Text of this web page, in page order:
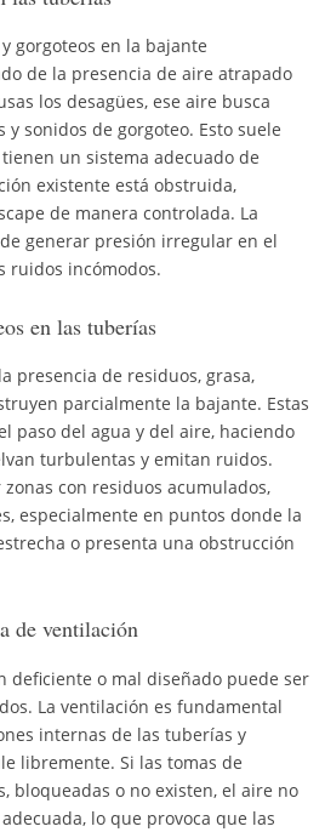
gorgoteos en la bajante
de la presencia de aire atrapado
los desagües, ese aire busca
sonidos de gorgoteo. Esto suele
un sistema adecuado de
existente está obstruida,
de manera controlada. La
generar presión irregular en el
ruidos incómodos.
en las tuberías
presencia de residuos, grasa,
parcialmente la bajante. Estas
paso del agua y del aire, haciendo
turbulentas y emitan ruidos.
con residuos acumulados,
especialmente en puntos donde la
o presenta una obstrucción
de ventilación
deficiente o mal diseñado puede ser
La ventilación es fundamental
internas de las tuberías y
libremente. Si las tomas de
bloqueadas o no existen, el aire no
lo que provoca que las